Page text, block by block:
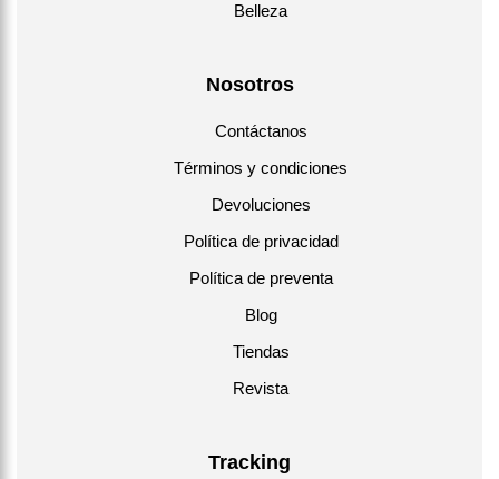
Belleza
Nosotros
Contáctanos
Términos y condiciones
Devoluciones
Política de privacidad
Política de preventa
Blog
Tiendas
Revista
Tracking